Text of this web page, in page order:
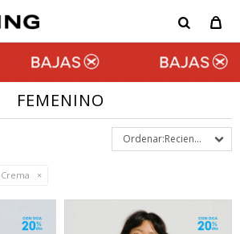
FEMENINO
Recientes
Crema